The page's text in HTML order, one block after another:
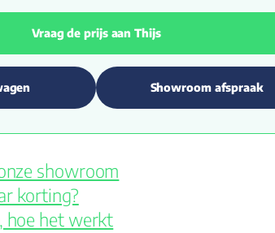
Vraag de prijs aan Thijs
Showroom afspraak
showroom
korting?
hoe het werkt